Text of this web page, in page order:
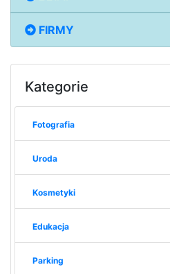
FIRMY
Kategorie
Fotografia
Uroda
Kosmetyki
Edukacja
Parking